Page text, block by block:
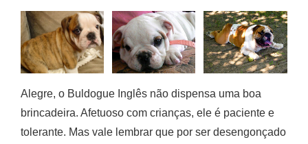
Alegre, o Buldogue Inglês não dispensa uma boa
brincadeira. Afetuoso com crianças, ele é paciente e
tolerante. Mas vale lembrar que por ser desengonçado